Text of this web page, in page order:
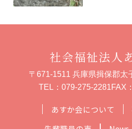
あすか会について
社会福祉法人
〒671-1511 兵庫県揖保郡太
TEL： 079-275-2281FAX